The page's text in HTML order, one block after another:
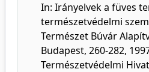
In: Irányelvek a füves
természetvédelmi
Természet Búvár
Budapest, 260-282,
Természetvédelmi